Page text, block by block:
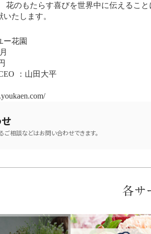
花のもたらす喜びを世界中に伝えるこ
たします。
ー花園
：山田大平
相談などはお問い合わせできます。
各